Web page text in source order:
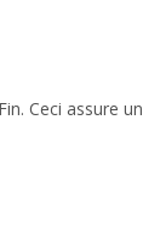
Ceci assure